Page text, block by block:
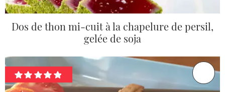
Dos de thon mi-cuit à la chapelure de persil,
gelée de soja